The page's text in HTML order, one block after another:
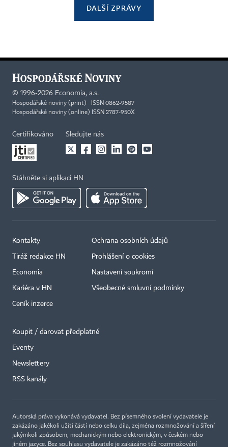
DALŠÍ ZPRÁVY
© 1996-2026 Economia, a.s.
Hospodářské noviny (print) ISSN 0862-9587
Hospodářské noviny (online) ISSN 2787-950X
Certifikováno Sledujte nás
Stáhněte si aplikaci HN
Kontakty
Tiráž redakce HN
Economia
Kariéra v HN
Ceník inzerce
Ochrana osobních údajů
Prohlášení o cookies
Nastavení soukromí
Všeobecné smluvní podmínky
Koupit / darovat předplatné
Eventy
Newslettery
RSS kanály
Autorská práva vykonává vydavatel. Bez písemného svolení vydavatele je
zakázáno jakékoli užití částí nebo celku díla, zejména rozmnožování a šíření
jakýmkoli způsobem, mechanickým nebo elektronickým, v českém nebo
jiném jazyce. Bez souhlasu vydavatele je zakázáno též rozmnožování